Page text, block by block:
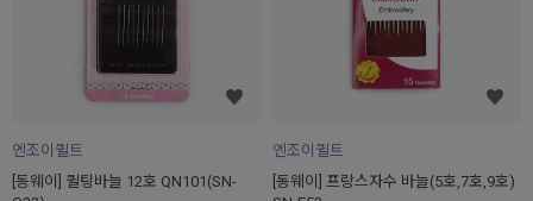
엔조이퀼트
[동웨이] 퀼팅바늘 12호 QN101(SN-
엔조이퀼트
[동웨이] 프랑스자수 바늘(5호,7호,9호)